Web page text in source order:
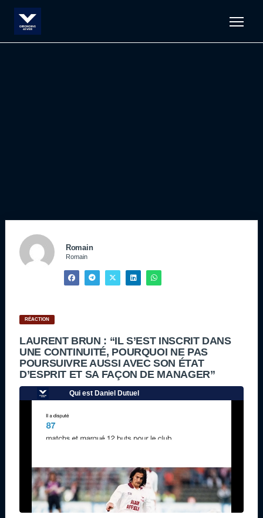
Romain
Romain
RÉACTION
LAURENT BRUN : “IL S’EST INSCRIT DANS
UNE CONTINUITÉ, POURQUOI NE PAS
POURSUIVRE AUSSI AVEC SON ÉTAT
D’ESPRIT ET SA FAÇON DE MANAGER”